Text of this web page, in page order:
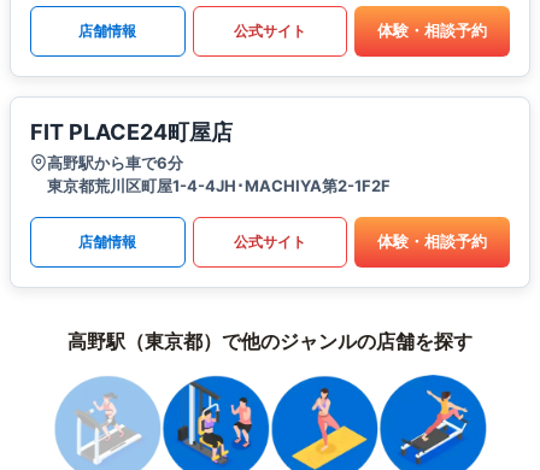
店舗情報 公式サイト 体験・相談予約
FIT PLACE24町屋店
高野駅から車で6分
東京都荒川区町屋1-4-4JH･MACHIYA第2-1F2F
店舗情報 公式サイト 体験・相談予約
高野駅（東京都）で他のジャンルの店舗を探す